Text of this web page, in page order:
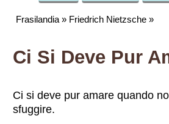
Frasilandia » Friedrich Nietzsche »
Ci si deve pur amare quando
sfuggire.